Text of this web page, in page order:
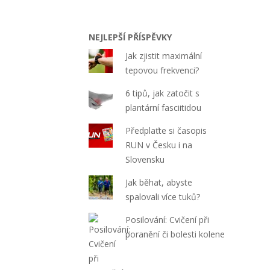
NEJLEPŠÍ PŘÍSPĚVKY
Jak zjistit maximální
tepovou frekvenci?
6 tipů, jak zatočit s
plantární fasciitidou
Předplaťte si časopis
RUN v Česku i na
Slovensku
Jak běhat, abyste
spalovali více tuků?
Posilování: Cvičení při
poranění či bolesti kolene